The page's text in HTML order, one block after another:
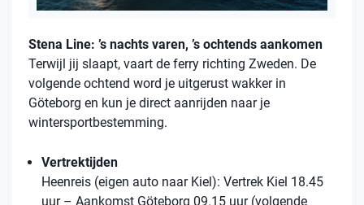
Stena Line: ’s nachts varen, ’s ochtends aankomen
Terwijl jij slaapt, vaart de ferry richting Zweden. De
volgende ochtend word je uitgerust wakker in
Göteborg en kun je direct aanrijden naar je
wintersportbestemming.
Vertrektijden
Heenreis (eigen auto naar Kiel): Vertrek Kiel 18.45
uur – Aankomst Göteborg 09.15 uur (volgende